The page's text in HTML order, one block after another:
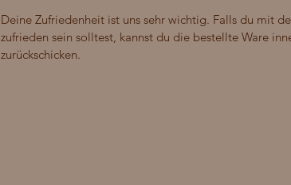
Deine Zufriedenheit ist uns sehr wichtig. Falls du mit
zufrieden sein solltest, kannst du die bestellte Ware
zurückschicken.